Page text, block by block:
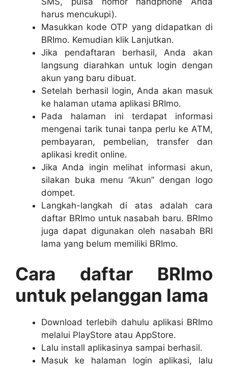
harus mencukupi).
Masukkan kode OTP yang didapatkan di
BRImo. Kemudian klik Lanjutkan.
Jika pendaftaran berhasil, Anda akan
langsung diarahkan untuk login dengan
akun yang baru dibuat.
Setelah berhasil login, Anda akan masuk
ke halaman utama aplikasi BRImo.
Pada halaman ini terdapat informasi
mengenai tarik tunai tanpa perlu ke ATM,
pembayaran, pembelian, transfer dan
aplikasi kredit online.
Jika Anda ingin melihat informasi akun,
silakan buka menu “Akun” dengan logo
dompet.
Langkah-langkah di atas adalah cara
daftar BRImo untuk nasabah baru. BRImo
juga dapat digunakan oleh nasabah BRI
lama yang belum memiliki BRImo.
Cara daftar BRImo
untuk pelanggan lama
Download terlebih dahulu aplikasi BRImo
melalui PlayStore atau AppStore.
Lalu install aplikasinya sampai berhasil.
Masuk ke halaman login aplikasi, lalu